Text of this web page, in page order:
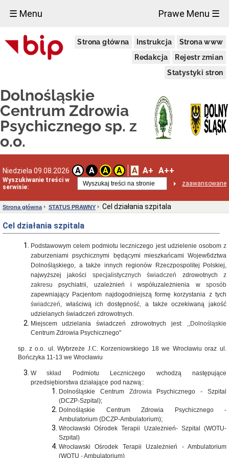
☰ Menu Prawe Menu ☰
Strona główna Instrukcja
Strona www
Redakcja
Rejestr zmian
Statystyki stron
Dolnośląskie
Centrum Zdrowia
Psychicznego sp. z
o.o.
Niedziela 09.08.2026 A A A A A A+ A++
Wyszukiwanie treści w
serwisie:
zaawansowane
ZAŁATWIANIE
SPRAW
spraw
Moja
sprawa
INFORMACJE
O
SZPITALU
Dane
Oddziały
szpitala
Poradnie
WOTU
Informacje
PACJENTA
Przyjęcia
szpitala
Rzecznik
pacjenta
STATUS
PRAWNY
DCZP
prawne
funkcjonowania
Strona główna STATUS PRAWNY Cel działania szpitala
Cel działania szpitala
Podstawowym celem podmiotu leczniczego jest udzielenie osobom z
zaburzeniami psychicznymi będącymi mieszkańcami Wojew6dztwa
Dolnośląskiego, a także innych regionów Rzeczpospolitej Polskiej,
najwyższej jakości specjalistycznych świadczeń zdrowotnychz
zakresupsychiatrii, uzależnień i współuzależnienia wsposób
zapewniający Pacjentom najdogodniejszą formę korzystania z tych
świadczeń, właściwąichdostępność, a także oczekiwaną jakość
udzielanych świadczeń zdrowotnych.
Miejscem udzielania świadczeń
zdrowotnych jest:
,,Dolnośląskie
Centrum Zdrowia Psychicznego"
sp. z o.o. ul. Wybrzeże J.C. Korzeniowskiego 18 we Wrocławiu oraz ul.
Bończyka 11-13 we Wrocławiu
Wskład Podmiotu Leczniczego wchodzą
następujące
przedsiębiorstwa działające pod nazwą::
Dolnośląskie
Centrum Zdrowia Psychicznego -
Szpital
(DCZP-Szpital);
Dolnośląskie Centrum Zdrowia Psychicznego -
Ambulatorium (DCZP-Ambulatorium);
Wrocławski Ośrodek Terapii Uzależnień- Szpital (WOTU-
Szpital)
Wrocławski Ośrodek Terapii Uzależnień - Ambulatorium
(WOTU -Ambulatorium)
×